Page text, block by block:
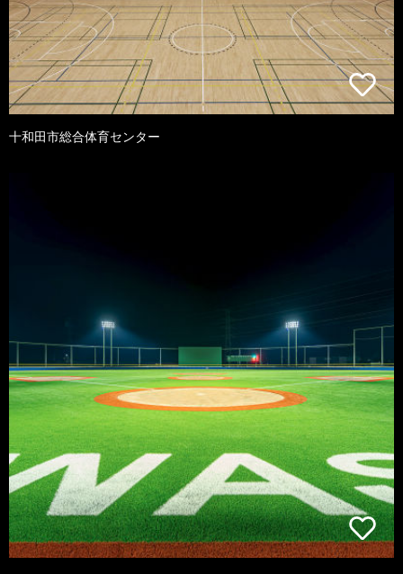
十和田市総合体育センター